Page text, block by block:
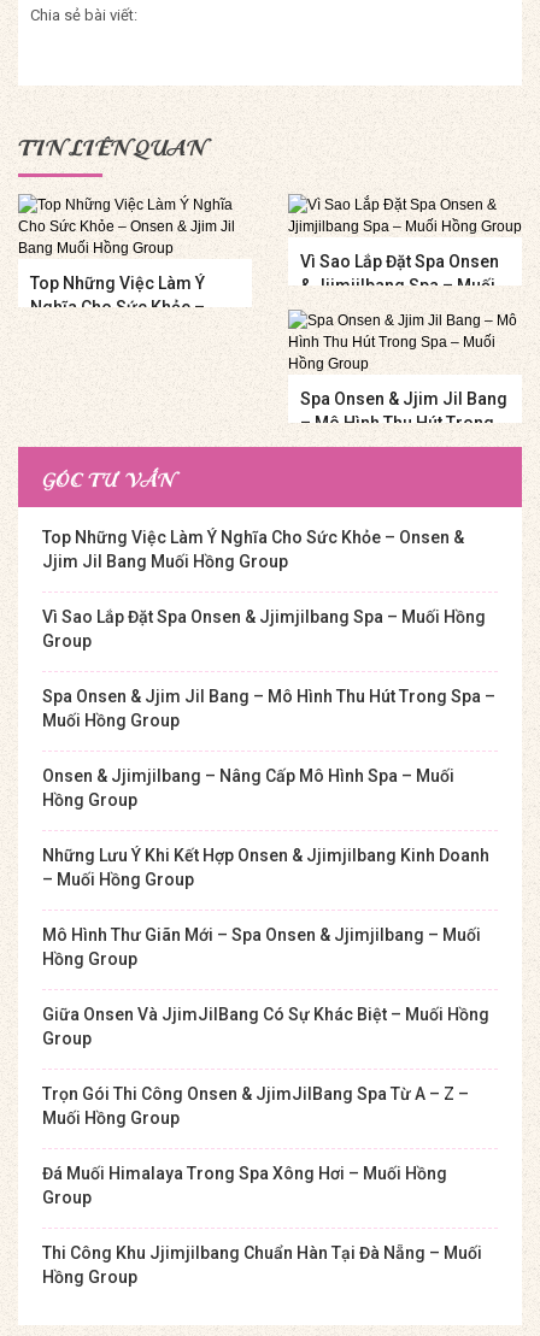
Chia sẻ bài viết:
TIN LIÊN QUAN
Top Những Việc Làm Ý
Nghĩa Cho Sức Khỏe –
Onsen & Jjim Jil Bang
Muối Hồng Group
Vì Sao Lắp Đặt Spa Onsen
& Jjimjilbang Spa – Muối
Hồng Group
Spa Onsen & Jjim Jil Bang
– Mô Hình Thu Hút Trong
Spa – Muối Hồng Group
GÓC TƯ VẤN
Top Những Việc Làm Ý Nghĩa Cho Sức Khỏe – Onsen &
Jjim Jil Bang Muối Hồng Group
Vì Sao Lắp Đặt Spa Onsen & Jjimjilbang Spa – Muối Hồng
Group
Spa Onsen & Jjim Jil Bang – Mô Hình Thu Hút Trong Spa –
Muối Hồng Group
Onsen & Jjimjilbang – Nâng Cấp Mô Hình Spa – Muối
Hồng Group
Những Lưu Ý Khi Kết Hợp Onsen & Jjimjilbang Kinh Doanh
– Muối Hồng Group
Mô Hình Thư Giãn Mới – Spa Onsen & Jjimjilbang – Muối
Hồng Group
Giữa Onsen Và JjimJilBang Có Sự Khác Biệt – Muối Hồng
Group
Trọn Gói Thi Công Onsen & JjimJilBang Spa Từ A – Z –
Muối Hồng Group
Đá Muối Himalaya Trong Spa Xông Hơi – Muối Hồng
Group
Thi Công Khu Jjimjilbang Chuẩn Hàn Tại Đà Nẵng – Muối
Hồng Group